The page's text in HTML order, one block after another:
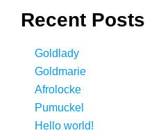
Recent Posts
Goldlady
Goldmarie
Afrolocke
Pumuckel
Hello world!